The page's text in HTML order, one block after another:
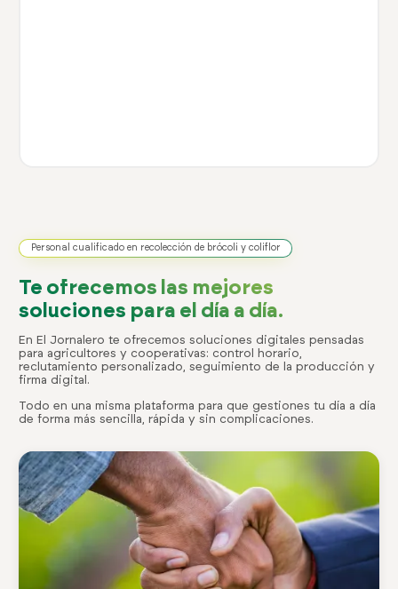
Personal cualificado en recolección de brócoli y coliflor
Te ofrecemos las mejores
soluciones para el día a día.
En El Jornalero te ofrecemos soluciones digitales pensadas
para agricultores y cooperativas: control horario,
reclutamiento personalizado, seguimiento de la producción y
firma digital.
Todo en una misma plataforma para que gestiones tu día a día
de forma más sencilla, rápida y sin complicaciones.